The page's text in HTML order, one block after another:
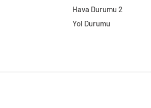
Hava Durumu 2
Yol Durumu